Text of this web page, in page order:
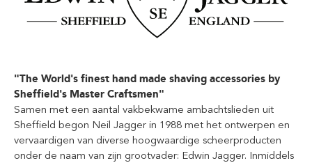
"The World's finest hand made shaving accessories by
Sheffield's Master Craftsmen"
Samen met een aantal vakbekwame ambachtslieden uit
Sheffield begon Neil Jagger in 1988 met het ontwerpen en
vervaardigen van diverse hoogwaardige scheerproducten
onder de naam van zijn grootvader: Edwin Jagger. Inmiddels